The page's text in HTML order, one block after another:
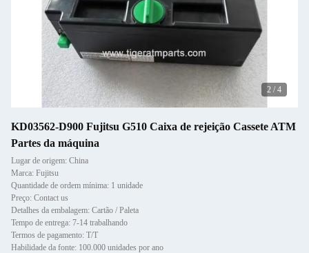
2 / 4
KD03562-D900 Fujitsu G510 Caixa de rejeição Cassete ATM
Partes da máquina
Lugar de origem: China
Marca: Fujitsu
Quantidade de ordem mínima: 1 unidade
Preço: Contact us
Detalhes da embalagem: Cartão / Paleta
Tempo de entrega: 7-14 trabalhando
Termos de pagamento: T/T
Habilidade da fonte: 100.000 unidades por ano